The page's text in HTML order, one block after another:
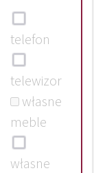
telefon
telewizor
własne
meble
własne